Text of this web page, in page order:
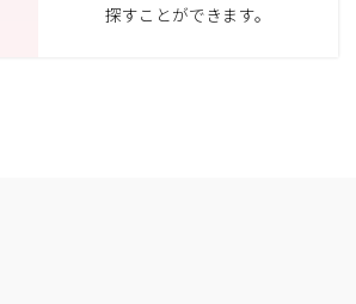
探すことができます。